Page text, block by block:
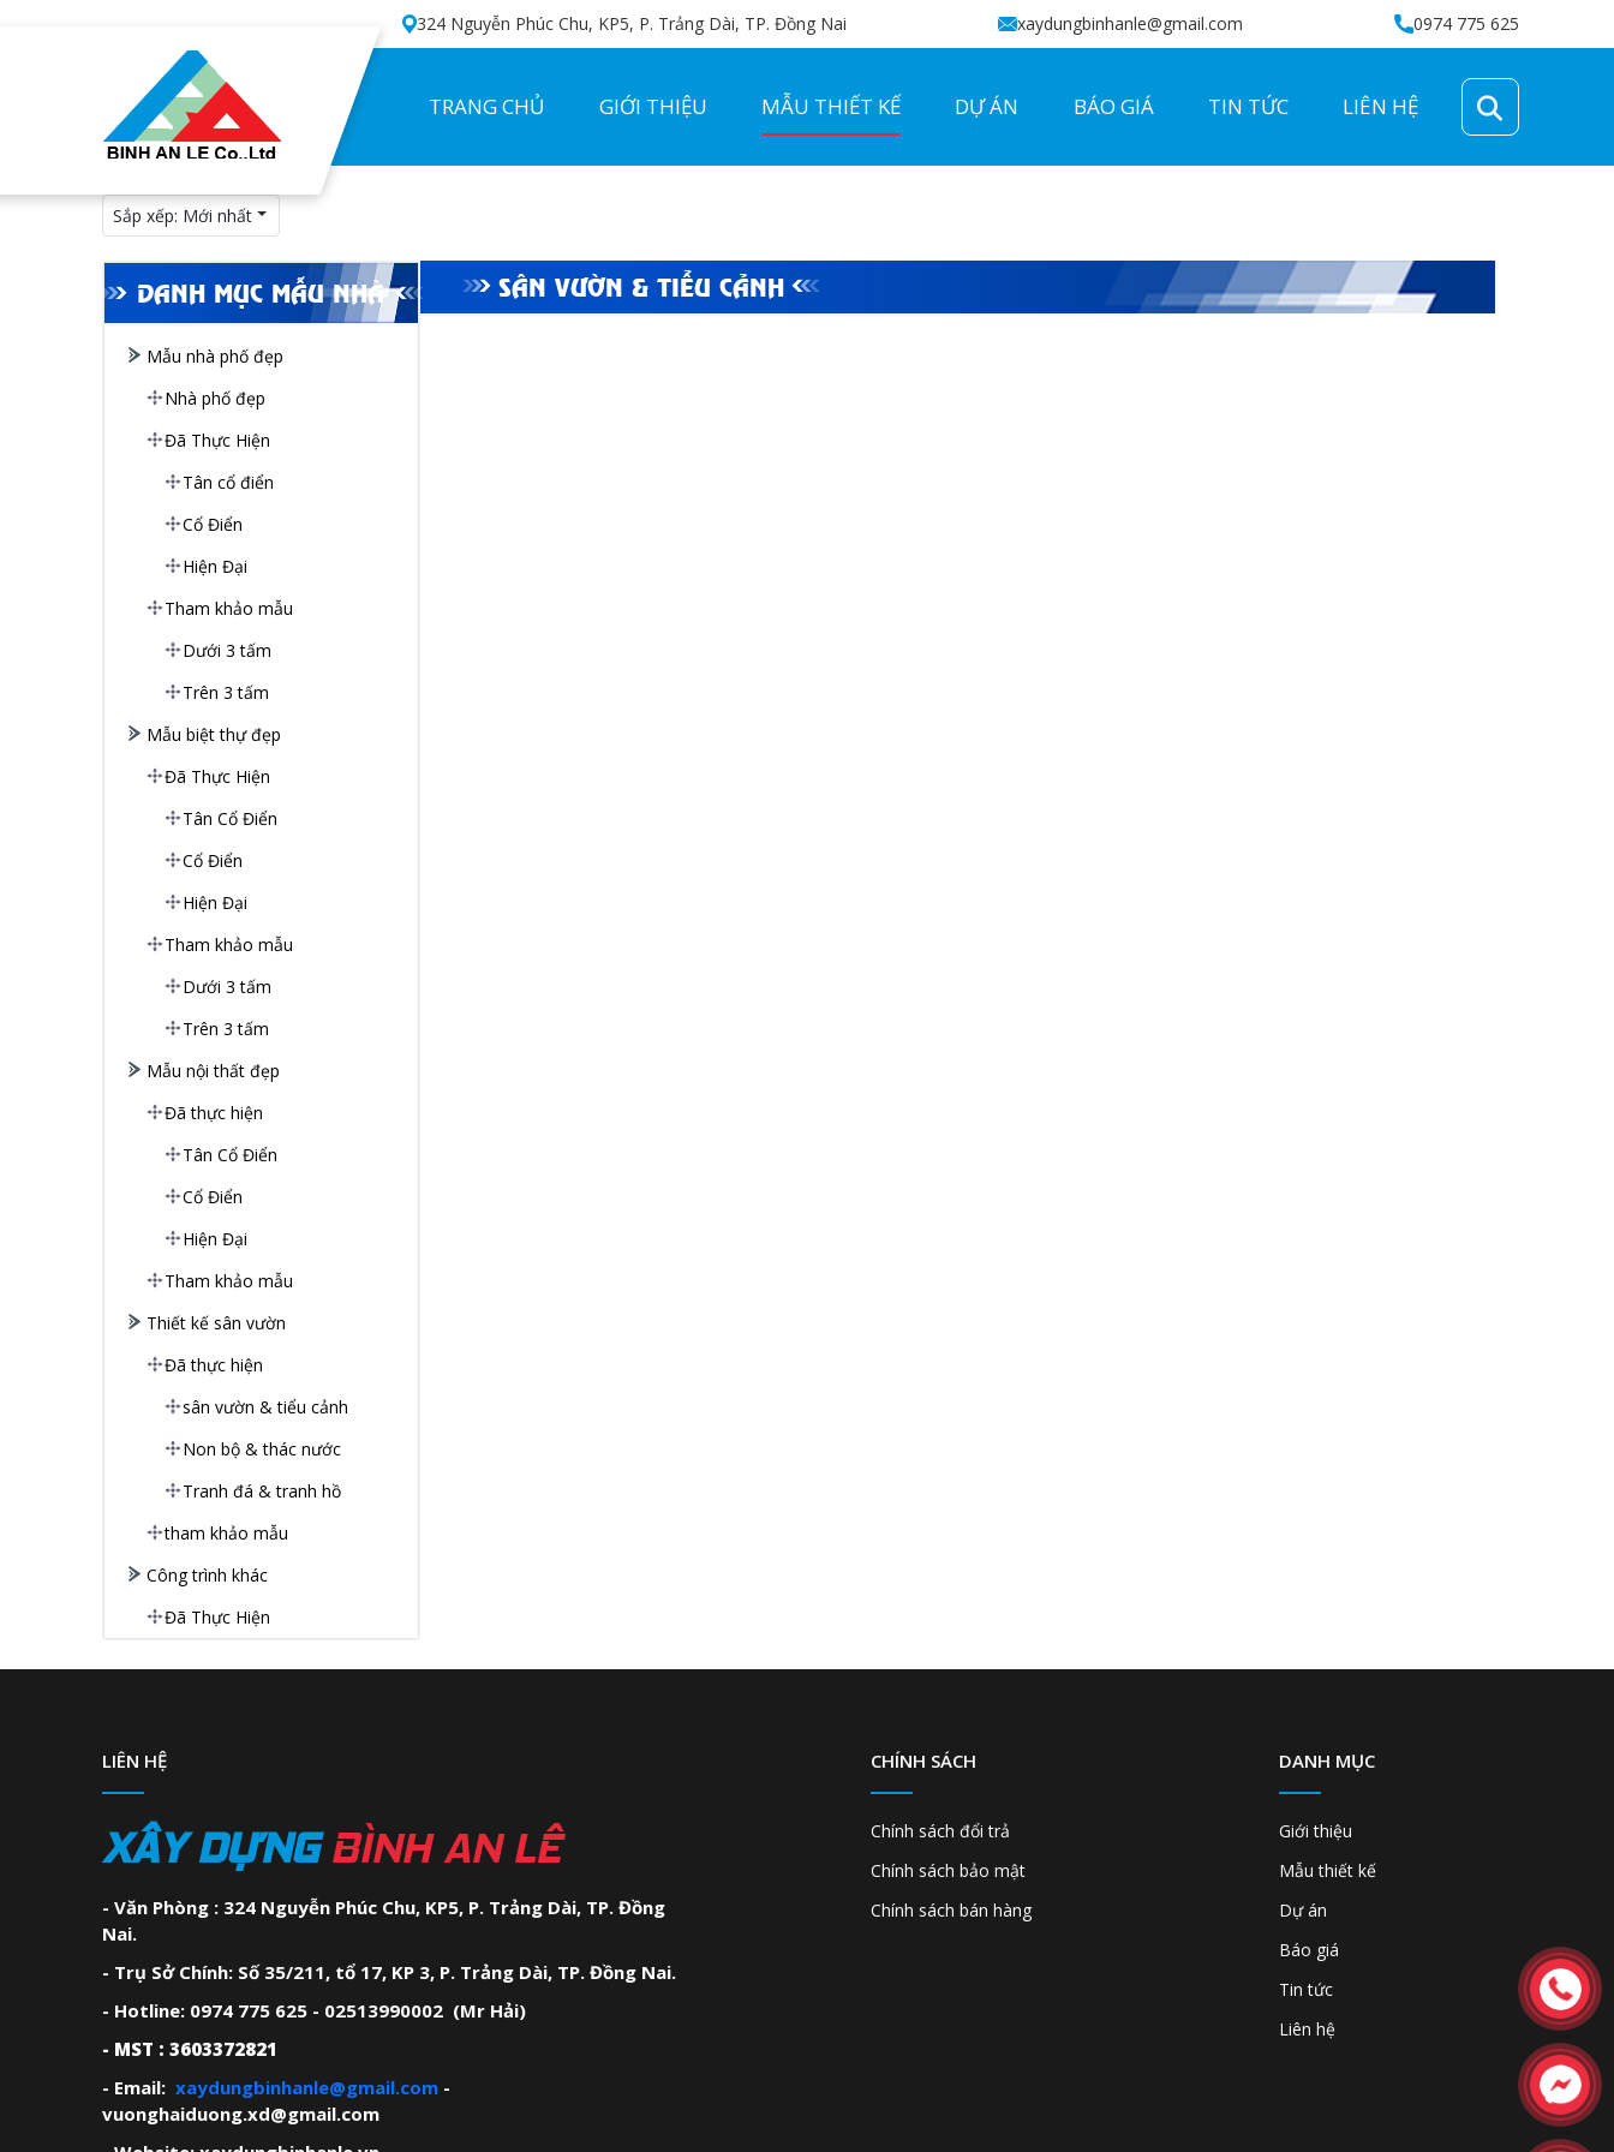
324 Nguyễn Phúc Chu, KP5, P. Trảng Dài, TP. Đồng Nai xaydungbinhanle@gmail.com 0974 775 625
TRANG CHỦ GIỚI THIỆU MẪU THIẾT KẾ DỰ ÁN BÁO GIÁ TIN TỨC LIÊN HỆ
Sắp xếp: Mới nhất
DANH MỤC MẪU NHÀ
Mẫu nhà phố đẹp
Nhà phố đẹp
Đã Thực Hiện
Tân cổ điển
Cổ Điển
Hiện Đại
Tham khảo mẫu
Dưới 3 tấm
Trên 3 tấm
Mẫu biệt thự đẹp
Đã Thực Hiện
Tân Cổ Điển
Cổ Điển
Hiện Đại
Tham khảo mẫu
Dưới 3 tấm
Trên 3 tấm
Mẫu nội thất đẹp
Đã thực hiện
Tân Cổ Điển
Cổ Điển
Hiện Đại
Tham khảo mẫu
Thiết kế sân vườn
Đã thực hiện
sân vườn & tiểu cảnh
Non bộ & thác nước
Tranh đá & tranh hồ
tham khảo mẫu
Công trình khác
Đã Thực Hiện
SÂN VƯỜN & TIỂU CẢNH
LIÊN HỆ
XÂY DỰNG BÌNH AN LÊ
- Văn Phòng : 324 Nguyễn Phúc Chu, KP5, P. Trảng Dài, TP. Đồng
Nai.
- Trụ Sở Chính: Số 35/211, tổ 17, KP 3, P. Trảng Dài, TP. Đồng Nai.
- Hotline: 0974 775 625 - 02513990002 (Mr Hải)
- MST : 3603372821
- Email: xaydungbinhanle@gmail.com-
vuonghaiduong.xd@gmail.com
CHÍNH SÁCH
Chính sách đổi trả
Chính sách bảo mật
Chính sách bán hàng
DANH MỤC
Giới thiệu
Mẫu thiết kế
Dự án
Báo giá
Tin tức
Liên hệ